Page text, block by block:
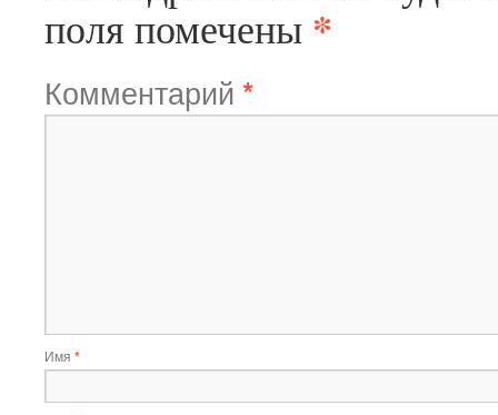
поля помечены *
Комментарий *
Имя *